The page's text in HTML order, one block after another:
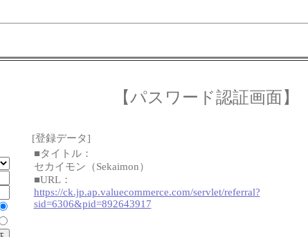
【パスワード認証画面】
[登録データ]
■タイトル：
セカイモン（Sekaimon）
■URL：
https://ck.jp.ap.valuecommerce.com/servlet/referral?
sid=6306&pid=892643917